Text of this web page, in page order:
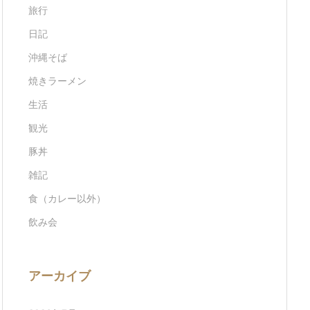
旅行
日記
沖縄そば
焼きラーメン
生活
観光
豚丼
雑記
食（カレー以外）
飲み会
アーカイブ